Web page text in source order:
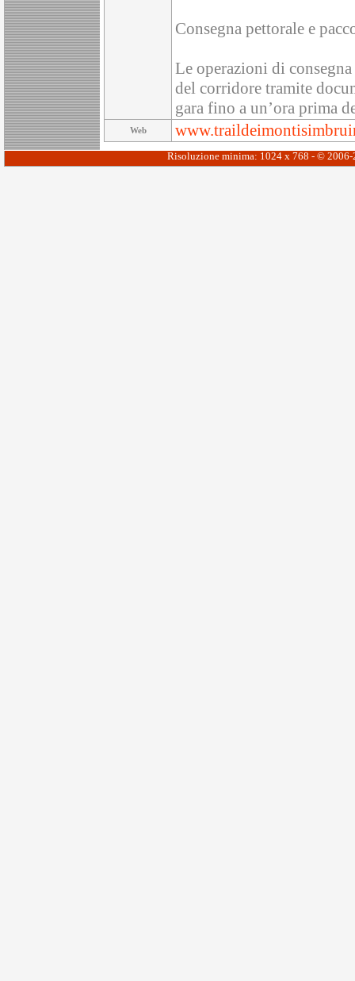
Consegna pettorale e
Le operazioni di
del corridore tramite
gara fino a un’ora prima
Web
Risoluzione minima: 1024 x 768 - ©